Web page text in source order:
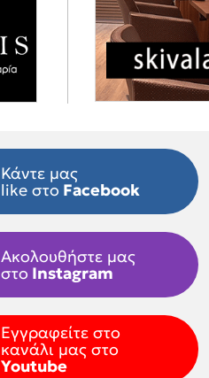
Κάντε μας
like στο Facebook
Ακολουθήστε μας
στο Instagram
Εγγραφείτε στο
κανάλι μας στο
Youtube